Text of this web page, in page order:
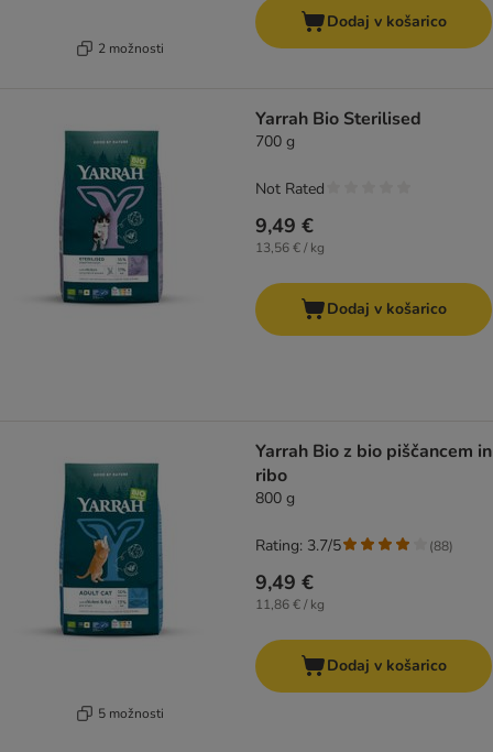
2 možnosti
Dodaj v košarico
Yarrah Bio Sterilised
700 g
9,49 €
13,56 € / kg
Not Rated
Dodaj v košarico
5 možnosti
Yarrah Bio z bio piščancem in
ribo
800 g
9,49 €
11,86 € / kg
Rating: 3.7/5 (88)
Dodaj v košarico